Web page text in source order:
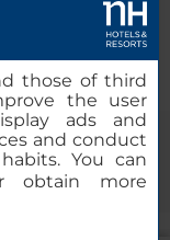
those of third
the user
ads and
and conduct
You can
obtain more